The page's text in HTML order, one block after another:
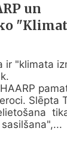
un
ir "klimata
Slēpta